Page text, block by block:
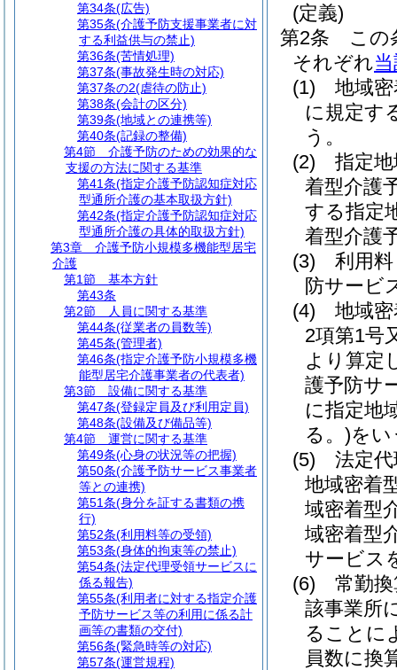
(定義)
第2条
この
それぞれ
(1)
地域
に規定す
う。
(2)
指定
着型介護
する指定
着型介護
(3)
利用
防サービ
(4)
地域
2項第1号
より算定
護予防サ
に指定地
る。)をい
(5)
法定
地域密着
域密着型
域密着型
サービス
(6)
常勤
該事業所
ることに
員数に換
第34条(広告)
第35条(介護予防支援事業者に対
する利益供与の禁止)
第36条(苦情処理)
第37条(事故発生時の対応)
第37条の2(虐待の防止)
第38条(会計の区分)
第39条(地域との連携等)
第40条(記録の整備)
第4節
介護予防のための効果的な
支援の方法に関する基準
第41条(指定介護予防認知症対応
型通所介護の基本取扱方針)
第42条(指定介護予防認知症対応
型通所介護の具体的取扱方針)
第3章
介護予防小規模多機能型居宅
介護
第1節
基本方針
第43条
第2節
人員に関する基準
第44条(従業者の員数等)
第45条(管理者)
第46条(指定介護予防小規模多機
能型居宅介護事業者の代表者)
第3節
設備に関する基準
第47条(登録定員及び利用定員)
第48条(設備及び備品等)
第4節
運営に関する基準
第49条(心身の状況等の把握)
第50条(介護予防サービス事業者
等との連携)
第51条(身分を証する書類の携
行)
第52条(利用料等の受領)
第53条(身体的拘束等の禁止)
第54条(法定代理受領サービスに
係る報告)
第55条(利用者に対する指定介護
予防サービス等の利用に係る計
画等の書類の交付)
第56条(緊急時等の対応)
第57条(運営規程)